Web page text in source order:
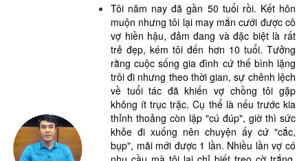
Tôi năm nay đã gần 50 tuổi rồi. Kết hôn
muộn nhưng tôi lại may mắn cưới được cô
vợ hiền hậu, đảm đang và đặc biệt là rất
trẻ đẹp, kém tôi đến hơn 10 tuổi. Tưởng
rằng cuộc sống gia đình cứ thế bình lặng
trôi đi nhưng theo thời gian, sự chênh lệch
về tuổi tác đã khiến vợ chồng tôi gặp
không ít trục trặc. Cụ thể là nếu trước kia
thỉnh thoảng còn lập "cú đúp", giờ thì sức
khỏe đi xuống nên chuyện ấy cứ "cắc,
bụp", mãi mới được 1 lần. Nhiều lần vợ có